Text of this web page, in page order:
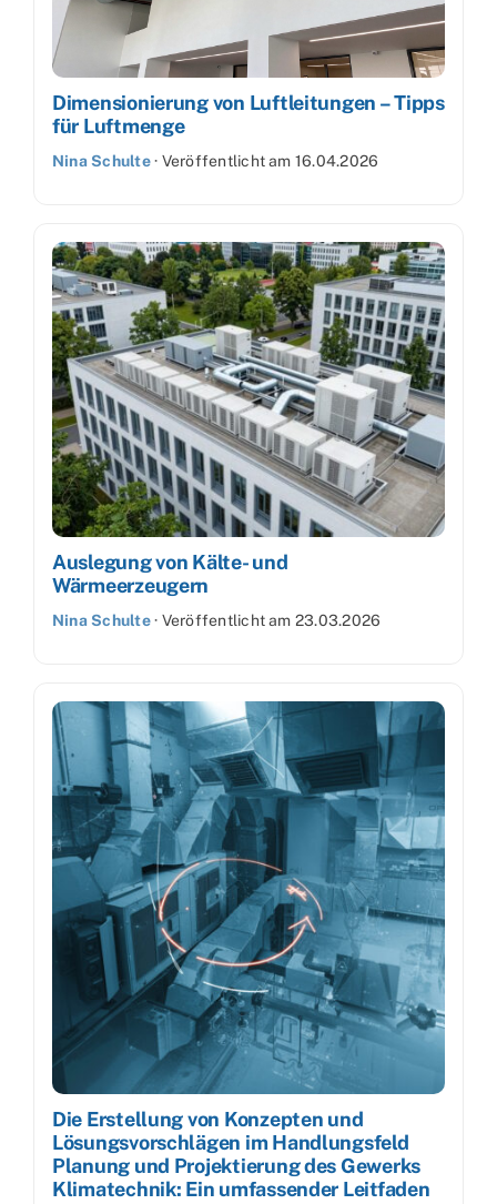
Dimensionierung von Luftleitungen – Tipps
für Luftmenge
Nina Schulte· Veröffentlicht am 16.04.2026
Auslegung von Kälte- und
Wärmeerzeugern
Nina Schulte· Veröffentlicht am 23.03.2026
Die Erstellung von Konzepten und
Lösungsvorschlägen im Handlungsfeld
Planung und Projektierung des Gewerks
Klimatechnik: Ein umfassender Leitfaden